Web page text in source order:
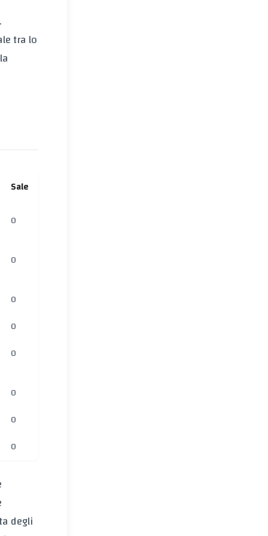
tra lo
Sale
0
0
0
0
0
0
0
0
degli